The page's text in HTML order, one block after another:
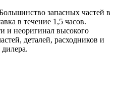
запасных частей в
в течение 1,5 часов.
и неоригинал высокого
деталей, расходников и